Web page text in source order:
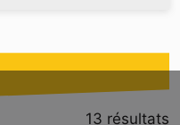
13 résultats